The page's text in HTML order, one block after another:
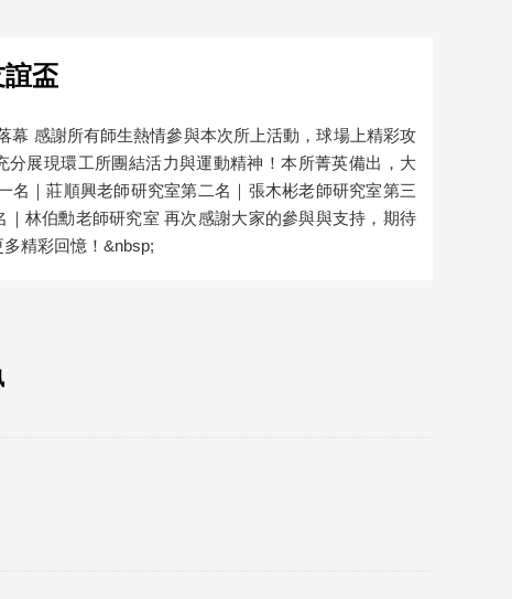
盃
幕 感謝所有師生熱情參與本次所上活動，球場上精彩攻
分展現環工所團結活力與運動精神！本所菁英備出，大
名｜莊順興老師研究室第二名｜張木彬老師研究室第三
｜林伯勳老師研究室 再次感謝大家的參與與支持，期待
精彩回憶！&nbsp;